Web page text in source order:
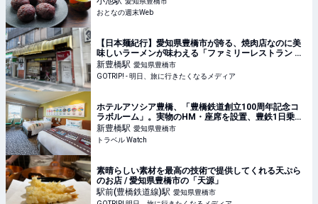
おとなの週末Web
【日本麺紀行】愛知県豊橋市が誇る、焼肉店なのに美
味しいラーメンが味わえる「ファミリーレストラン 平
和園」とは？ - GOTRIP!
新豊橋駅 愛知県豊橋市
GOTRIP! - 明日、旅に行きたくなるメディア
ホテルアソシア豊橋、「豊橋鉄道創立100周年記念コ
ラボルーム」。実物のHM・座席を設置、豊鉄1日乗車
券つき
新豊橋駅 愛知県豊橋市
トラベル Watch
素晴らしい素材を最高の技術で提供してくれる天ぷら
のお店 / 愛知県豊橋市の「天源」
駅前(豊橋鉄道線)駅 愛知県豊橋市